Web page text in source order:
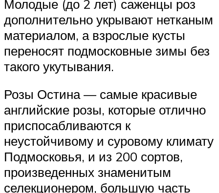
Молодые (до 2 лет) саженцы роз
дополнительно укрывают нетканым
материалом, а взрослые кусты
переносят подмосковные зимы без
такого укутывания.
Розы Остина — самые красивые
английские розы, которые отлично
приспосабливаются к
неустойчивому и суровому климату
Подмосковья, и из 200 сортов,
произведенных знаменитым
селекционером, большую часть